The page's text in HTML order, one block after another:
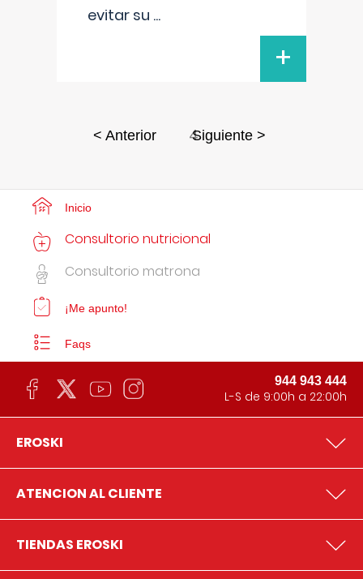
evitar su ...
+
< Anterior 4
Siguiente >
Inicio
Consultorio nutricional
Consultorio matrona
¡Me apunto!
Faqs
944 943 444
L-S de 9:00h a 22:00h
EROSKI
ATENCION AL CLIENTE
TIENDAS EROSKI